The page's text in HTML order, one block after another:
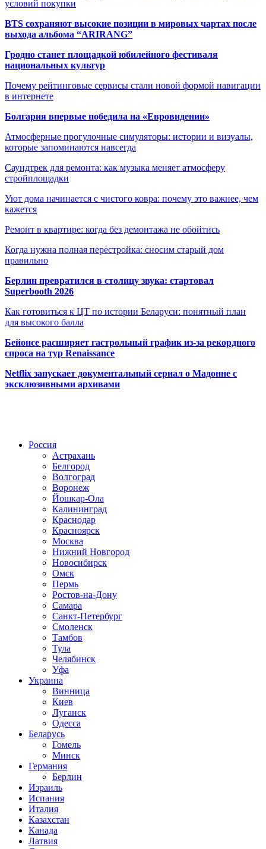
условий покупки
BTS сохраняют высокие позиции в мировых чартах после
выхода альбома “ARIRANG”
Гродно станет площадкой юбилейного фестиваля
национальных культур
Почему рейтинговые сервисы стали новой формой навигации
в интернете
Болгария впервые победила на «Евровидении»
Атмосферные прогулочные симуляторы: истории и визуалы,
которые запоминаются навсегда
Саундтрек для ремонта: как музыка меняет атмосферу
стройплощадки
Уют дома начинается с чистого ковра: почему это важнее, чем
кажется
Ремонт в квартире: когда без демонтажа не обойтись
Когда нужна полная перестройка: сносим старый дом
правильно
Берлин превратился в столицу звука: стартовал
Superbooth 2026
Как готовиться к ЦТ по истории Беларуси: понятный план
для высокого балла
Бейонсе расширяет гастрольный график из-за рекордного
спроса на тур Renaissance
Netflix запускает документальный сериал о Мадонне с
эксклюзивными архивами
Россия
Астрахань
Белгород
Волгоград
Воронеж
Йошкар-Ола
Калининград
Краснодар
Красноярск
Москва
Нижний Новгород
Новосибирск
Омск
Пермь
Ростов-на-Дону
Самара
Санкт-Петербург
Смоленск
Тамбов
Тула
Челябинск
Уфа
Украина
Винница
Киев
Луганск
Одесса
Беларусь
Гомель
Минск
Германия
Берлин
Израиль
Испания
Италия
Казахстан
Канада
Латвия